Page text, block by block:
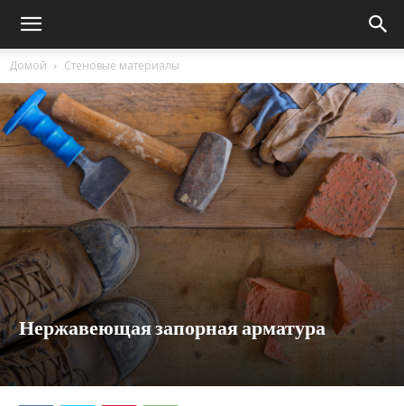
Домой Стеновые материалы
Нержавеющая запорная арматура